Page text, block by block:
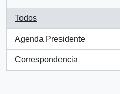
Todos
Agenda Presidente
, 2 resultados
Correspondencia
, 1 resultados